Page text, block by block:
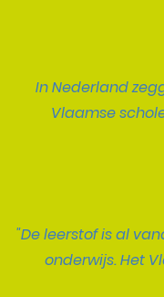
In Nederland
Vlaamse
"De leerstof is al
onderwijs. Het